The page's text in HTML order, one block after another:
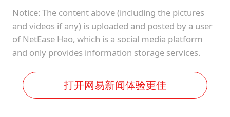
Notice: The content above (including the pictures
and videos if any) is uploaded and posted by a user
of NetEase Hao, which is a social media platform
and only provides information storage services.
打开网易新闻体验更佳